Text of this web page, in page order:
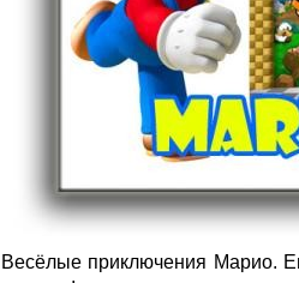
Весёлые приключения Марио.